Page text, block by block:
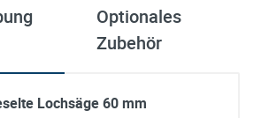
Optionales
Zubehör
Lochsäge 60 mm